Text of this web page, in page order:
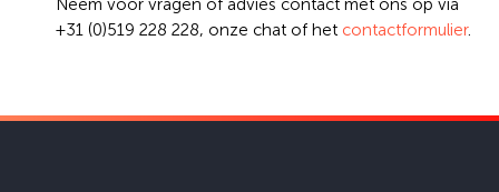
+31 (0)519 228 228, onze chat of het contactformulier.